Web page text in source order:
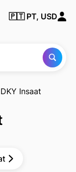
🇵🇹 PT, USD
DKY Insaat